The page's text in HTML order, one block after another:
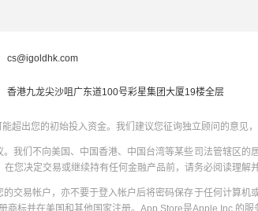
cs@igoldhk.com
香港九龙尖沙咀广东道100号彩星集团大厦19楼全层
超出您的初始投入资金。我们建议您征询独立顾问的意见
我们不向美国、中国香港、中国台湾等某些司法管辖区的
您决定交易或继续持有任何金融产品前，请务必阅读理解
交易帐户，亦不要于登入帐户后将密码保存于任何计算机
标并在美国和其他国家注册。App Store是Apple Inc.的服